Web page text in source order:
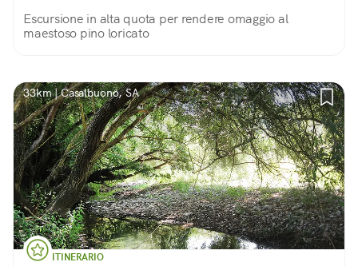
Escursione in alta quota per rendere omaggio al
maestoso pino loricato
33km | Casalbuono, SA
ITINERARIO